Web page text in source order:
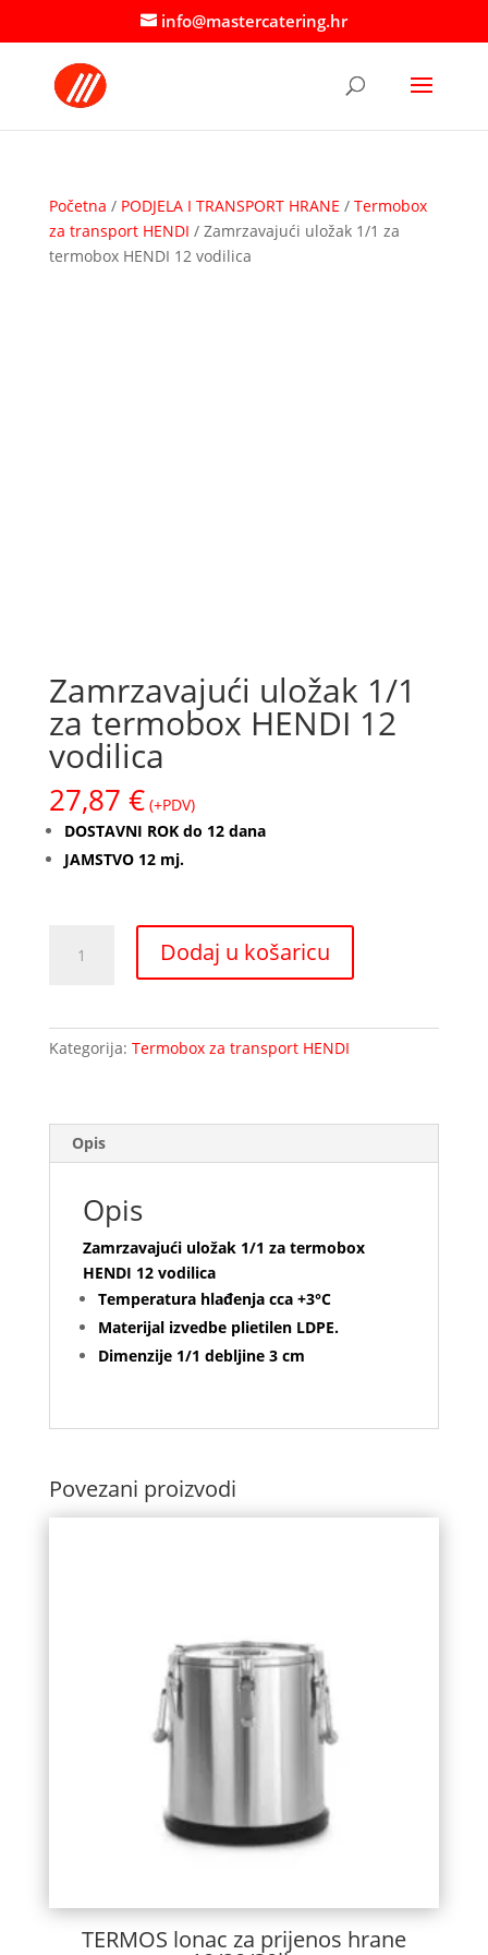
info@mastercatering.hr
Početna / PODJELA I TRANSPORT HRANE / Termobox
za transport HENDI / Zamrzavajući uložak 1/1 za
termobox HENDI 12 vodilica
Zamrzavajući uložak 1/1
za termobox HENDI 12
vodilica
27,87 € (+PDV)
DOSTAVNI ROK do 12 dana
JAMSTVO 12 mj.
uložak
termobox
HENDI
količina
Dodaj u košaricu
Kategorija: Termobox za transport HENDI
Opis
Opis
Zamrzavajući uložak 1/1 za termobox
HENDI 12 vodilica
Temperatura hlađenja cca +3°C
Materijal izvedbe plietilen LDPE.
Dimenzije 1/1 debljine 3 cm
Povezani proizvodi
TERMOS lonac za prijenos hrane